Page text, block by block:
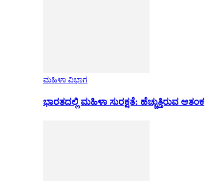
ಮಹಿಳಾ ವಿಭಾಗ
ಭಾರತದಲ್ಲಿ ಮಹಿಳಾ ಸುರಕ್ಷತೆ: ಹೆಚ್ಚುತ್ತಿರುವ ಆತಂಕ